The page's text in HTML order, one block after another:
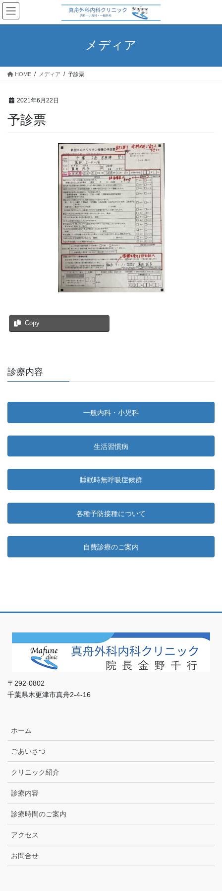
コ
ン
テ
ス
ナ
ビ
ゲ
ン
メディア
HOME メディア 予診票
2021年6月22日
予診票
Copy
診療内容
一般内科・小児科
生活習慣病
睡眠時無呼吸症候群
各種予防接種について
自費診療のご案内
〒292-0802
千葉県木更津市真舟2-4-16
ホーム
ごあいさつ
クリニック紹介
診療内容
診療時間のご案内
アクセス
お問合せ